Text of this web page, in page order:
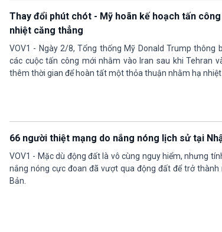
Thay đổi phút chót - Mỹ hoãn kế hoạch tấn
nhiệt căng thẳng
VOV1 - Ngày 2/8, Tổng thống Mỹ Donald Trump thông
các cuộc tấn công mới nhằm vào Iran sau khi Tehran
thêm thời gian để hoàn tất một thỏa thuận nhằm hạ
66 người thiệt mạng do nắng nóng lịch sử tại
VOV1 - Mặc dù động đất là vô cùng nguy hiểm, nhưng
nắng nóng cực đoan đã vượt qua động đất để trở
Bản.